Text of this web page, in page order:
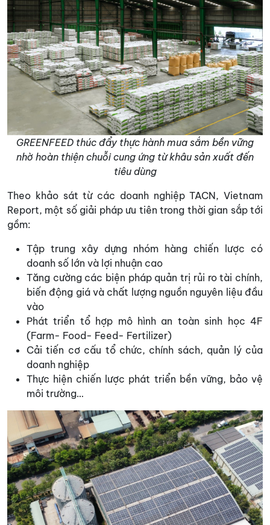
GREENFEED thúc đẩy thực hành mua sắm bền vững
nhờ hoàn thiện chuỗi cung ứng từ khâu sản xuất đến
tiêu dùng
Theo khảo sát từ các doanh nghiệp TACN, Vietnam
Report, một số giải pháp ưu tiên trong thời gian sắp tới
gồm:
Tập trung xây dựng nhóm hàng chiến lược có
doanh số lớn và lợi nhuận cao
Tăng cường các biện pháp quản trị rủi ro tài chính,
biến động giá và chất lượng nguồn nguyên liệu đầu
vào
Phát triển tổ hợp mô hình an toàn sinh học 4F
(Farm- Food- Feed- Fertilizer)
Cải tiến cơ cấu tổ chức, chính sách, quản lý của
doanh nghiệp
Thực hiện chiến lược phát triển bền vững, bảo vệ
môi trường…